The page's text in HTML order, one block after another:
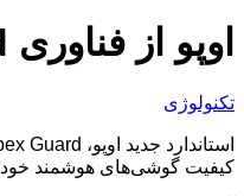
اوپو از فناوری Apex Guard رونمایی کرد؛ گامی بزرگ در تضمین کیفیت و طول عمر گوشی‌ها
تکنولوژی
کیفیت گوشی‌های هوشمند